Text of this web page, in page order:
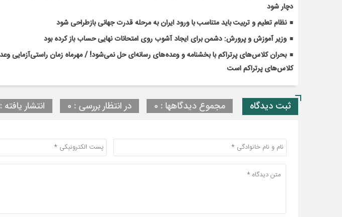
دچار شود
نظام تعلیم و تربیت باید متناسب با ورود ایران به مرحله قدرت جهانی بازطراحی شود
وزیر آموزش و پرورش: دشمن برای ایجاد آشوب روی امتحانات نهایی حساب باز کرده بود
کلاس‌های پرتراکم است
ثبت دیدگاه مجموع دیدگاهها : 0 در انتظار بررسی : 0 انتشار یافته : ۰